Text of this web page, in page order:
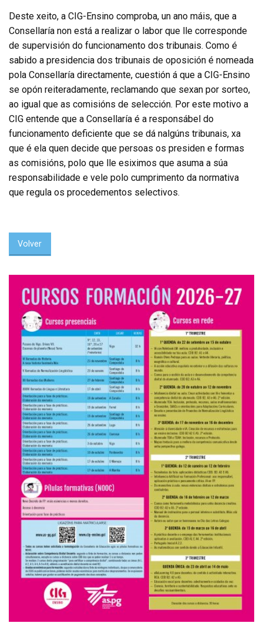
Deste xeito, a CIG-Ensino comproba, un ano máis, que a
Consellaría non está a realizar o labor que lle corresponde
de supervisión do funcionamento dos tribunais. Como é
sabido a presidencia dos tribunais de oposición é nomeada
pola Consellaría directamente, cuestión á que a CIG-Ensino
se opón reiteradamente, reclamando que sexan por sorteo,
ao igual que as comisións de selección. Por este motivo a
CIG entende que a Consellaría é a responsábel do
funcionamento deficiente que se dá nalgúns tribunais, xa
que é ela quen decide que persoas os presiden e formas
as comisións, polo que lle esiximos que asuma a súa
responsabilidade e vele polo cumprimento da normativa
que regula os procedementos selectivos.
Volver